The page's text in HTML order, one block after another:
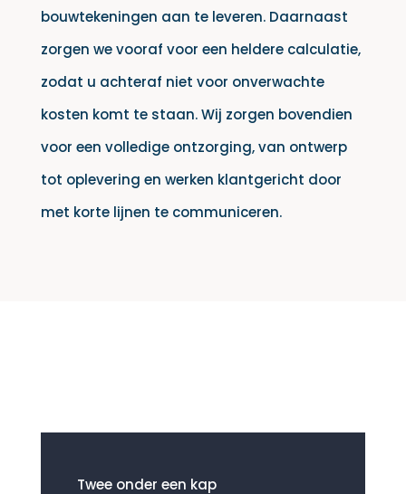
bouwtekeningen aan te leveren. Daarnaast
zorgen we vooraf voor een heldere calculatie,
zodat u achteraf niet voor onverwachte
kosten komt te staan. Wij zorgen bovendien
voor een volledige ontzorging, van ontwerp
tot oplevering en werken klantgericht door
met korte lijnen te communiceren.
Twee onder een kap